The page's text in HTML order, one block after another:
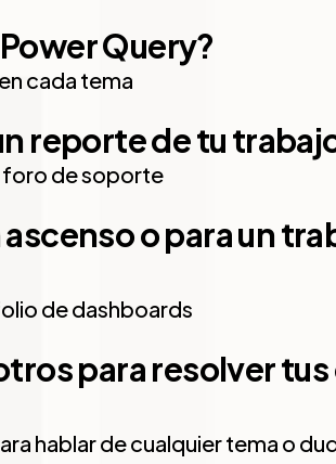
Query?
cada tema
reporte de tu
foro de soporte
o para un
de dashboards
para resolver tus
hablar de cualquier tema o